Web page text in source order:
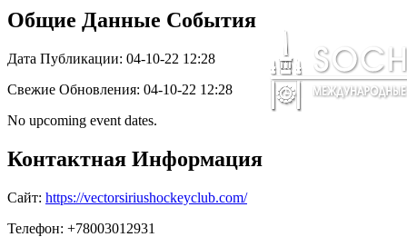
Общие Данные События
Дата Публикации: 04-10-22 12:28
Свежие Обновления: 04-10-22 12:28
No upcoming event dates.
Контактная Информация
Сайт: https://vectorsiriushockeyclub.com/
Телефон: +78003012931